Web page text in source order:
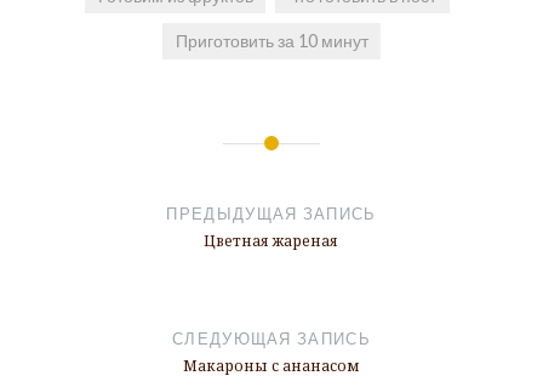
Приготовить за 10 минут
ПРЕДЫДУЩАЯ ЗАПИСЬ
Цветная жареная
СЛЕДУЮЩАЯ ЗАПИСЬ
Макароны с ананасом